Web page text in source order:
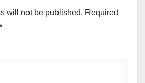
will not be published. Required